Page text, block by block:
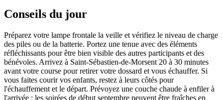
Conseils du jour
Préparez votre lampe frontale la veille et vérifiez le niveau de charge
des piles ou de la batterie. Portez une tenue avec des éléments
réfléchissants pour être bien visible des autres participants et des
bénévoles. Arrivez à Saint-Sébastien-de-Morsent 20 à 30 minutes
avant votre course pour retirer votre dossard et vous échauffer. Si
vous faites courir vos enfants, restez à leurs côtés pour
l'échauffement et le départ. Prévoyez une couche chaude à enfiler à
l'arrivée : les soirées de début septembre peuvent être fraîches en